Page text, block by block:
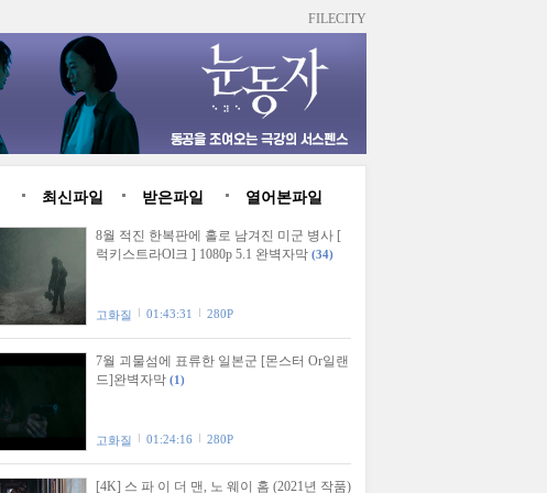
FILECITY
최신파일 받은파일 열어본파일
8월 적진 한복판에 홀로 남겨진 미군 병사 [
럭키스트라Ol크 ] 1080p 5.1 완벽자막 (34)
고화질 01:43:31 280P
7월 괴물섬에 표류한 일본군 [몬스터 Or일랜
드]완벽자막 (1)
고화질 01:24:16 280P
[4K] 스 파 이 더 맨, 노 웨이 홈 (2021년 작품)